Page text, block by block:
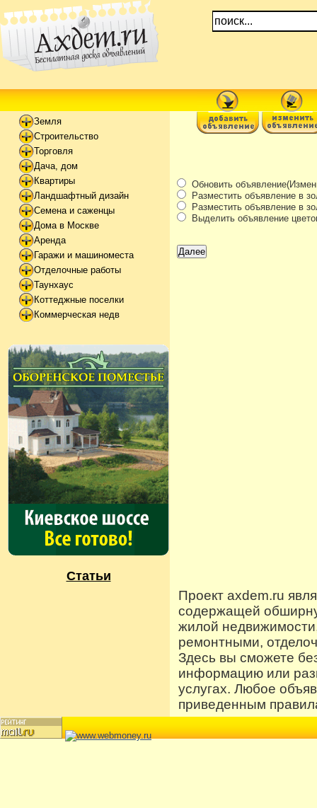
Земля
Строительство
Торговля
Дача, дом
Квартиры
Ландшафтный дизайн
Семена и саженцы
Дома в Москве
Аренда
Гаражи и машиноместа
Отделочные работы
Таунхаус
Коттеджные поселки
Коммерческая недв
Статьи
Обновить
Разместить объявление в
Разместить объявление в
Выделить объявление
Проект axdem.ru
содержащей
жилой
ремонтными,
Здесь вы сможете
информацию или
услугах. Любое
приведенным